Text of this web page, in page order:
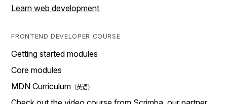
Learn web development
FRONTEND DEVELOPER COURSE
Getting started modules
Core modules
MDN Curriculum